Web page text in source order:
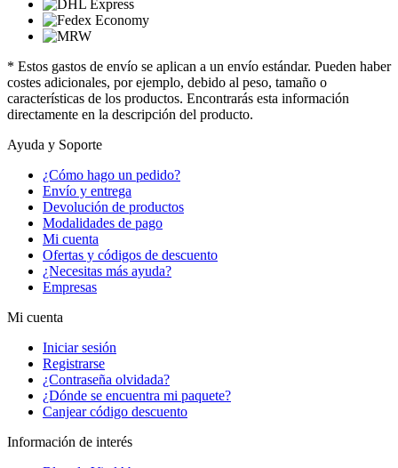
* Estos gastos de envío se aplican a un envío estándar. Pueden haber
costes adicionales, por ejemplo, debido al peso, tamaño o
características de los productos. Encontrarás esta información
directamente en la descripción del producto.
Ayuda y Soporte
¿Cómo hago un pedido?
Envío y entrega
Devolución de productos
Modalidades de pago
Mi cuenta
Ofertas y códigos de descuento
¿Necesitas más ayuda?
Empresas
Mi cuenta
Iniciar sesión
Registrarse
¿Contraseña olvidada?
¿Dónde se encuentra mi paquete?
Canjear código descuento
Información de interés